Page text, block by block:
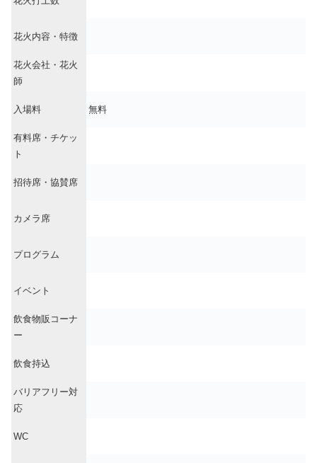
花火内容・特徴
花火会社・花火
師
入場料 無料
有料席・チケッ
ト
招待席・協賛席
カメラ席
プログラム
イベント
飲食物販コーナ
ー
飲食持込
バリアフリー対
応
WC